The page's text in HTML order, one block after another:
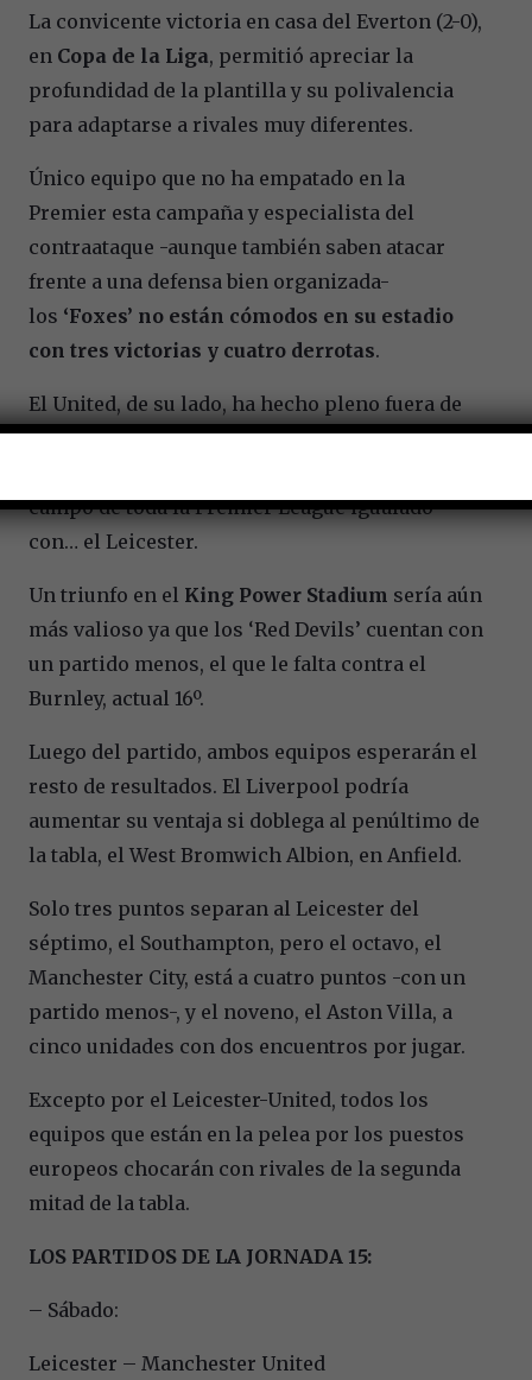
La convicente victoria en casa del Everton (2-0),
en Copa de la Liga, permitió apreciar la
profundidad de la plantilla y su polivalencia
para adaptarse a rivales muy diferentes.
Único equipo que no ha empatado en la
Premier esta campaña y especialista del
contraataque -aunque también saben atacar
frente a una defensa bien organizada-
los ‘Foxes’ no están cómodos en su estadio
con tres victorias y cuatro derrotas.
El United, de su lado, ha hecho pleno fuera de
casa con seis victorias en seis
campo de toda la Premier League igualado
con… el Leicester.
Un triunfo en el King Power Stadium sería aún
más valioso ya que los ‘Red Devils’ cuentan con
un partido menos, el que le falta contra el
Burnley, actual 16º.
Luego del partido, ambos equipos esperarán el
resto de resultados. El Liverpool podría
aumentar su ventaja si doblega al penúltimo de
la tabla, el West Bromwich Albion, en Anfield.
Solo tres puntos separan al Leicester del
séptimo, el Southampton, pero el octavo, el
Manchester City, está a cuatro puntos -con un
partido menos-, y el noveno, el Aston Villa, a
cinco unidades con dos encuentros por jugar.
Excepto por el Leicester-United, todos los
equipos que están en la pelea por los puestos
europeos chocarán con rivales de la segunda
mitad de la tabla.
LOS PARTIDOS DE LA JORNADA 15:
– Sábado:
Leicester – Manchester United